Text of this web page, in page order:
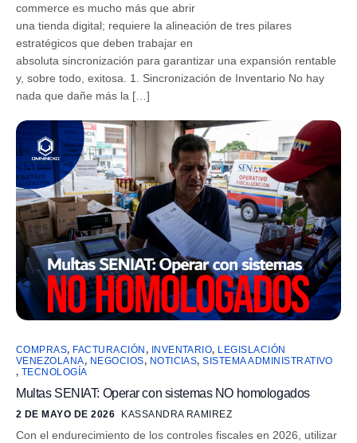
commerce es mucho más que abrir
una tienda digital; requiere la alineación de tres pilares
estratégicos que deben trabajar en
absoluta sincronización para garantizar una expansión rentable
y, sobre todo, exitosa. 1. Sincronización de Inventario No hay
nada que dañe más la […]
COMPRAS, FACTURACIÓN , INVENTARIO, LEGISLACIÓN
VENEZOLANA, NEGOCIOS, NOTICIAS,SISTEMA ADMINISTRATIVO
, TECNOLOGÍA
Multas SENIAT: Operar con sistemas NO homologados
2 DE MAYO DE 2026 KASSANDRA RAMIREZ
Con el endurecimiento de los controles fiscales en 2026, utilizar